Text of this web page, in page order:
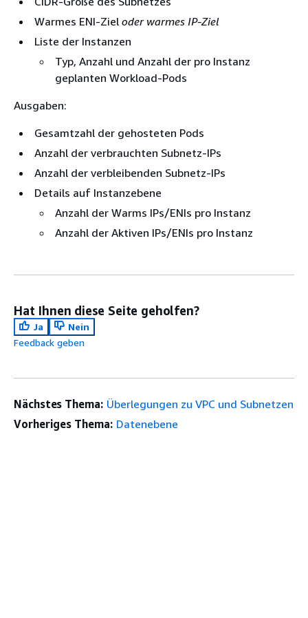
Warmes ENI-Ziel oder warmes IP-Ziel
Liste der Instanzen
Typ, Anzahl und Anzahl der pro Instanz
geplanten Workload-Pods
Ausgaben:
Gesamtzahl der gehosteten Pods
Anzahl der verbrauchten Subnetz-IPs
Anzahl der verbleibenden Subnetz-IPs
Details auf Instanzebene
Anzahl der Warms IPs/ENIs pro Instanz
Anzahl der Aktiven IPs/ENIs pro Instanz
Hat Ihnen diese Seite geholfen?
Ja
Nein
Feedback geben
Nächstes Thema: Überlegungen zu VPC und Subnetzen
Vorheriges Thema: Datenebene